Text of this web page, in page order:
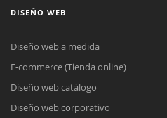
DISEÑO WEB
Diseño web a medida
E-commerce (Tienda online)
Diseño web catálogo
Diseño web corporativo